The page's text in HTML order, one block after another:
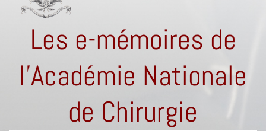
Les e-mémoires de
l'Académie Nationale
de Chirurgie